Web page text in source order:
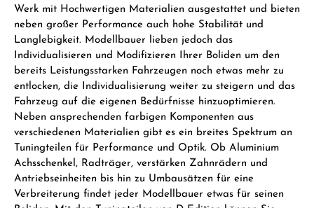
Werk mit Hochwertigen Materialien ausgestattet und bieten
neben großer Performance auch hohe Stabilität und
Langlebigkeit. Modellbauer lieben jedoch das
Individualisieren und Modifizieren Ihrer Boliden um den
bereits Leistungsstarken Fahrzeugen noch etwas mehr zu
entlocken, die Individualisierung weiter zu steigern und das
Fahrzeug auf die eigenen Bedürfnisse hinzuoptimieren.
Neben ansprechenden farbigen Komponenten aus
verschiedenen Materialien gibt es ein breites Spektrum an
Tuningteilen für Performance und Optik. Ob Aluminium
Achsschenkel, Radträger, verstärken Zahnrädern und
Antriebseinheiten bis hin zu Umbausätzen für eine
Verbreiterung findet jeder Modellbauer etwas für seinen